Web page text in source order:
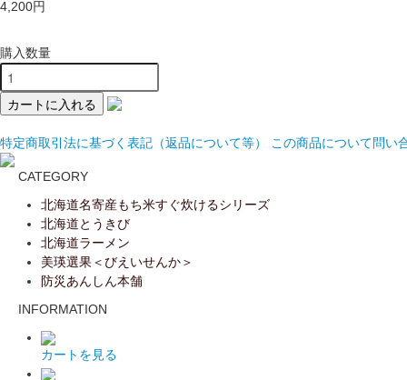
4,200円
購入数量
特定商取引法に基づく表記（返品について等） この商品について問い
CATEGORY
北海道名寄産もち米すぐ炊けるシリーズ
北海道とうきび
北海道ラーメン
美瑛選果＜びえいせんか＞
防災あんしん本舗
INFORMATION
カートを見る